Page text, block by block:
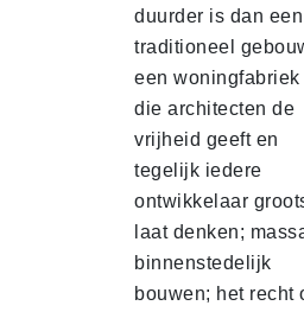
duurder is dan een
traditioneel
een woningfabriek
die architecten de
vrijheid geeft en
tegelijk iedere
ontwikkelaar
laat denken;
binnenstedelijk
bouwen; het recht